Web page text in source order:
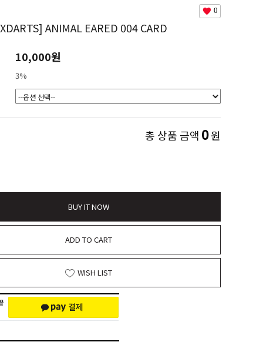
0
ANIMAL EARED 004 CARD
10,000원
3%
총 상품 금액 0원
BUY IT NOW
ADD TO CART
WISH LIST